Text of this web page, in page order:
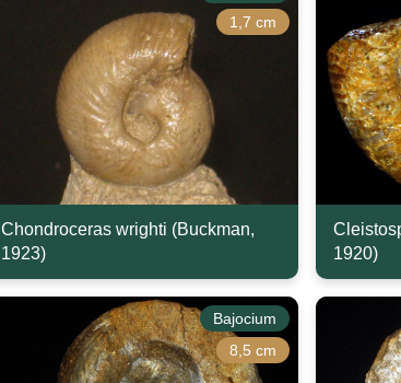
1,7 cm
Chondroceras wrighti (Buckman,
1923)
1920)
Bajocium
8,5 cm